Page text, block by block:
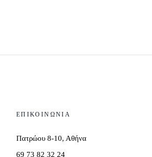
ΕΠΙΚΟΙΝΩΝΙΑ
Πατρώου 8-10, Αθήνα
69 73 82 32 24